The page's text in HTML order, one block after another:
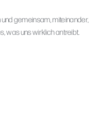
gemeinsam, miteinander,
was uns wirklich antreibt.